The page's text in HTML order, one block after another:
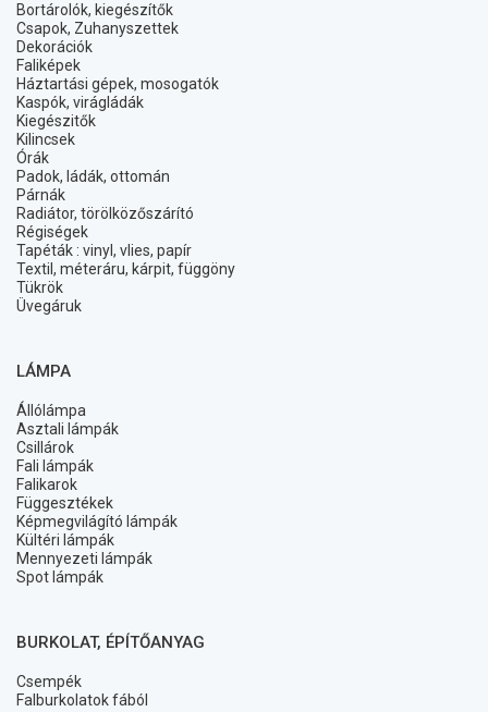
Bortárolók, kiegészítők
Csapok, Zuhanyszettek
Dekorációk
Faliképek
Háztartási gépek, mosogatók
Kaspók, virágládák
Kiegészitők
Kilincsek
Órák
Padok, ládák, ottomán
Párnák
Radiátor, törölközőszárító
Régiségek
Tapéták : vinyl, vlies, papír
Textil, méteráru, kárpit, függöny
Tükrök
Üvegáruk
LÁMPA
Állólámpa
Asztali lámpák
Csillárok
Fali lámpák
Falikarok
Függesztékek
Képmegvilágító lámpák
Kültéri lámpák
Mennyezeti lámpák
Spot lámpák
BURKOLAT, ÉPÍTŐANYAG
Csempék
Falburkolatok fából